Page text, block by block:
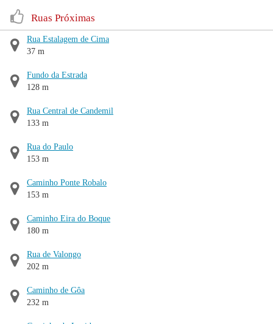
Ruas Próximas
Rua Estalagem de Cima
37 m
Fundo da Estrada
128 m
Rua Central de Candemil
133 m
Rua do Paulo
153 m
Caminho Ponte Robalo
153 m
Caminho Eira do Boque
180 m
Rua de Valongo
202 m
Caminho de Gôa
232 m